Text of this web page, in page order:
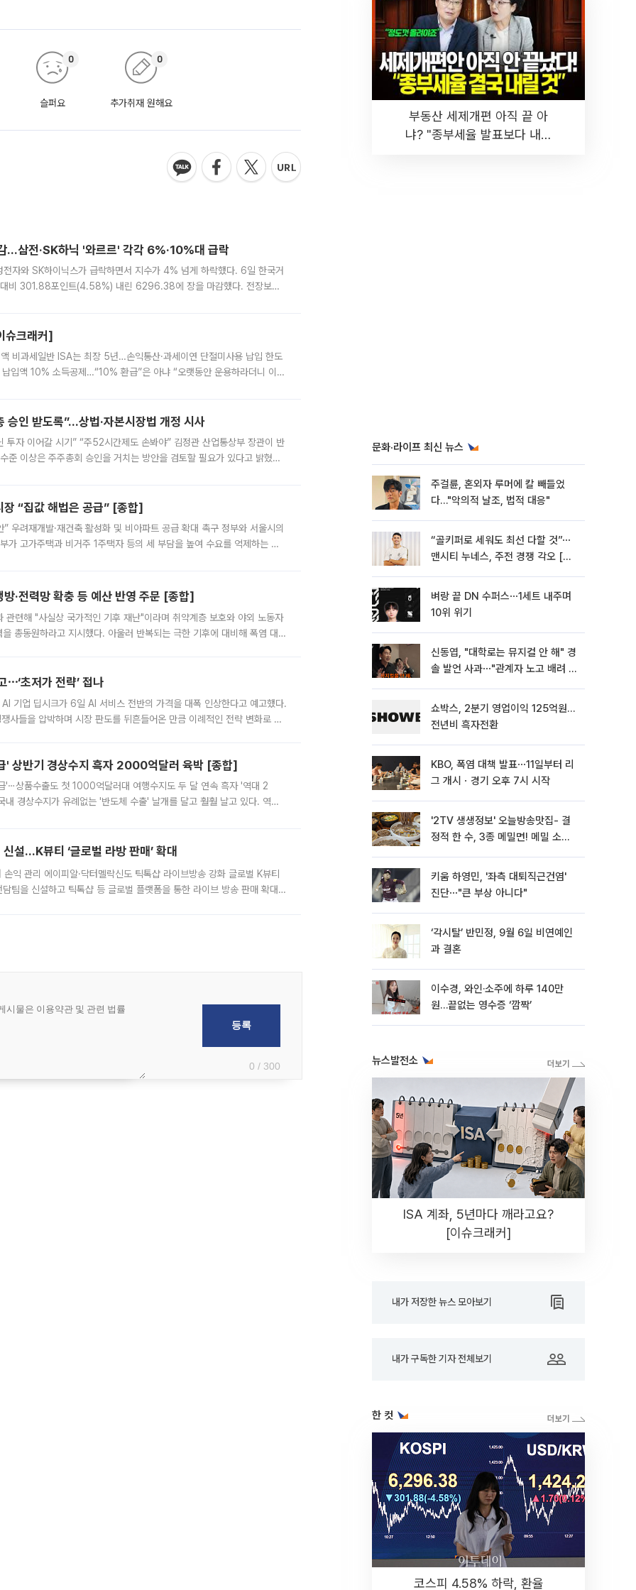
슬퍼요
0
추가취재 원해요
0
삼전·SK하닉 '와르르' 각각 6%·10%대 급락
자와 SK하이닉스가 급락하면서 지수가 4% 넘게 하락했다. 6일 한국거
대비 301.88포인트(4.58%) 내린 6296.38에 장을 마감했다. 전장보다
슈크래커]
비과세일반 ISA는 최장 5년…손익통산·과세이연 단절미사용 납입 한도
입액 10% 소득공제…“10% 환급”은 아냐 “오랫동안 운용하라더니 이제
승인 받도록”…상법·자본시장법 개정 시사
투자 이어갈 시기” “주52시간제도 손봐야” 김정관 산업통상부 장관이 반
준 이상은 주주총회 승인을 거치는 방안을 검토할 필요가 있다고 밝혔다.
“집값 해법은 공급” [종합]
우려재개발·재건축 활성화 및 비아파트 공급 확대 촉구 정부와 서울시의
가 고가주택과 비거주 1주택자 등의 세 부담을 높여 수요를 억제하는 카
·전력망 확충 등 예산 반영 주문 [종합]
련해 "사실상 국가적인 기후 재난"이라며 취약계층 보호와 야외 노동자
총동원하라고 지시했다. 아울러 반복되는 극한 기후에 대비해 폭염 대응
⋯‘초저가 전략’ 접나
기업 딥시크가 6일 AI 서비스 전반의 가격을 대폭 인상한다고 예고했다.
사들을 압박하며 시장 판도를 뒤흔들어온 만큼 이례적인 전략 변화로 평
' 상반기 경상수지 흑자 2000억달러 육박 [종합]
상품수출도 첫 1000억달러대 여행수지도 두 달 연속 흑자 '역대 2
경상수지가 유례없는 '반도체 수출' 날개를 달고 훨훨 날고 있다. 역대
설…K뷰티 ‘글로벌 라방 판매’ 확대
익 관리 에이피알·닥터멜락신도 틱톡샵 라이브방송 강화 글로벌 K뷰티
팀을 신설하고 틱톡샵 등 글로벌 플랫폼을 통한 라이브 방송 판매 확대에
0 / 300
부동산 세제개편 아직 끝 아
냐? "종부세율 발표보다 내릴
문화·라이프 최신 뉴스
주걸륜, 혼외자 루머에 칼 빼들었
다…"악의적 날조, 법적 대응"
“골키퍼로 세워도 최선 다할 것”⋯
맨시티 누네스, 주전 경쟁 각오 [인
벼랑 끝 DN 수퍼스⋯1세트 내주며
10위 위기
신동엽, "대학로는 뮤지컬 안 해" 경
솔 발언 사과⋯"관계자 노고 배려 못
쇼박스, 2분기 영업이익 125억원…
전년비 흑자전환
KBO, 폭염 대책 발표⋯11일부터 리
그 개시ㆍ경기 오후 7시 시작
'2TV 생생정보' 오늘방송맛집- 결
정적 한 수, 3종 메밀면! 메밀 소바
키움 하영민, '좌측 대퇴직근건염'
진단⋯"큰 부상 아니다"
‘각시탈’ 반민정, 9월 6일 비연예인
과 결혼
이수경, 와인·소주에 하루 140만
원…끝없는 영수증 ‘깜짝’
뉴스발전소
ISA 계좌, 5년마다 깨라고요?
[이슈크래커]
내가 저장한 뉴스 모아보기
내가 구독한 기자 전체보기
한 컷
코스피 4.58% 하락, 환율